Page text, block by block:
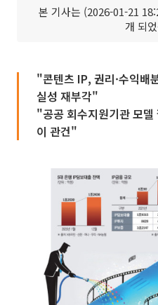
본 기사는 (2026-01-21
개 되
"콘텐츠 IP, 권리·수익배
실성 재부각"
"공공 회수지원기관 모
이 관건"